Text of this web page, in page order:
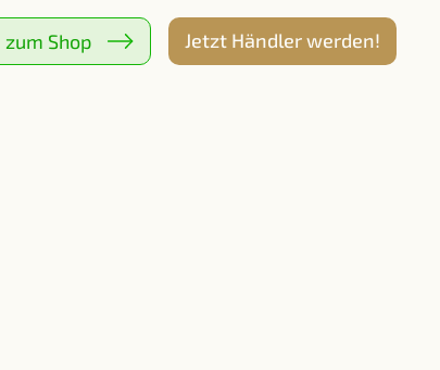
zum Shop Jetzt Händler werden!